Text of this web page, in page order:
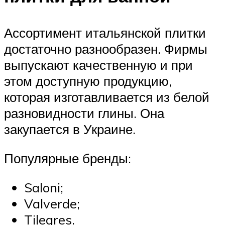
Ассортимент итальянской плитки
достаточно разнообразен. Фирмы
выпускают качественную и при
этом доступную продукцию,
которая изготавливается из белой
разновидности глины. Она
закупается в Украине.
Популярные бренды:
Saloni;
Valverde;
Tilegres.